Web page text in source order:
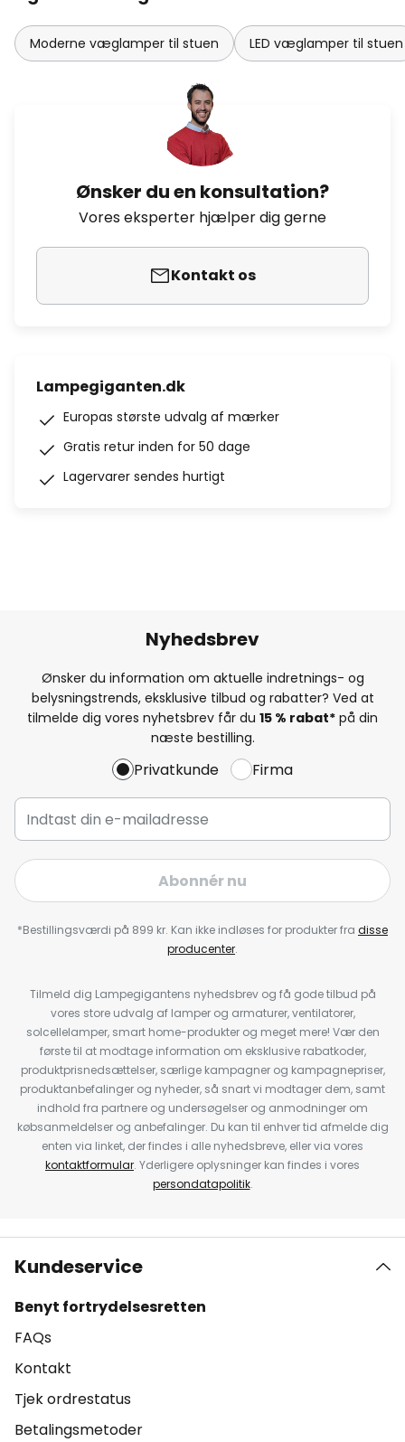
Moderne væglamper til stuen LED væglamper til stuen
Ønsker du en konsultation?
Vores eksperter hjælper dig gerne
Kontakt os
Lampegiganten.dk
Europas største udvalg af mærker
Gratis retur inden for 50 dage
Lagervarer sendes hurtigt
Nyhedsbrev
Ønsker du information om aktuelle indretnings- og
belysningstrends, eksklusive tilbud og rabatter? Ved at
tilmelde dig vores nyhetsbrev får du 15 % rabat* på din
næste bestilling.
Privatkunde Firma
Abonnér nu
*Bestillingsværdi på 899 kr. Kan ikke indløses for produkter fra disse
producenter.
Tilmeld dig Lampegigantens nyhedsbrev og få gode tilbud på
vores store udvalg af lamper og armaturer, ventilatorer,
solcellelamper, smart home-produkter og meget mere! Vær den
første til at modtage information om eksklusive rabatkoder,
produktprisnedsættelser, særlige kampagner og kampagnepriser,
produktanbefalinger og nyheder, så snart vi modtager dem, samt
indhold fra partnere og undersøgelser og anmodninger om
købsanmeldelser og anbefalinger. Du kan til enhver tid afmelde dig
enten via linket, der findes i alle nyhedsbreve, eller via vores
kontaktformular. Yderligere oplysninger kan findes i vores
persondatapolitik.
Kundeservice
Benyt fortrydelsesretten
FAQs
Kontakt
Tjek ordrestatus
Betalingsmetoder